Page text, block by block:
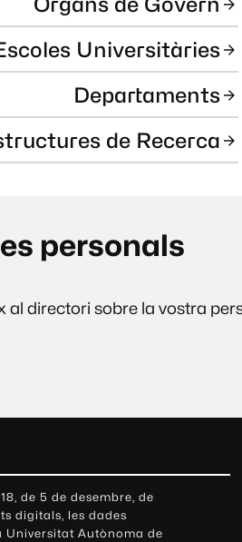
Universitàries
Departaments
de Recerca
personals
directori sobre la vostra
de 5 de desembre, de
digitals, les dades
Autònoma de